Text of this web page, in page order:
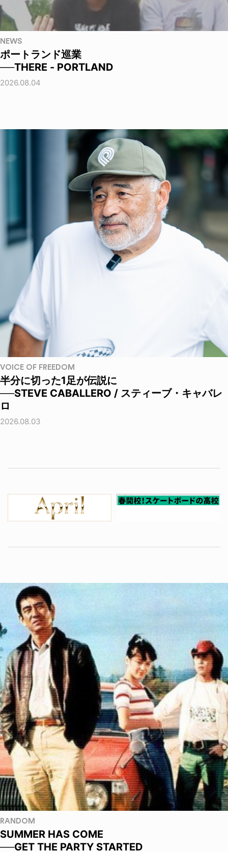
NEWS
ポートランド巡業
──THERE - PORTLAND
2026.08.04
VOICE OF FREEDOM
半分に切った1足が伝説に
──STEVE CABALLERO / スティーブ・キャバレ
ロ
2026.08.03
RANDOM
SUMMER HAS COME
──GET THE PARTY STARTED